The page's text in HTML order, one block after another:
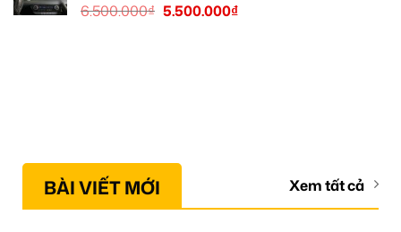
6.500.000₫ 5.500.000₫
BÀI VIẾT MỚI Xem tất cả